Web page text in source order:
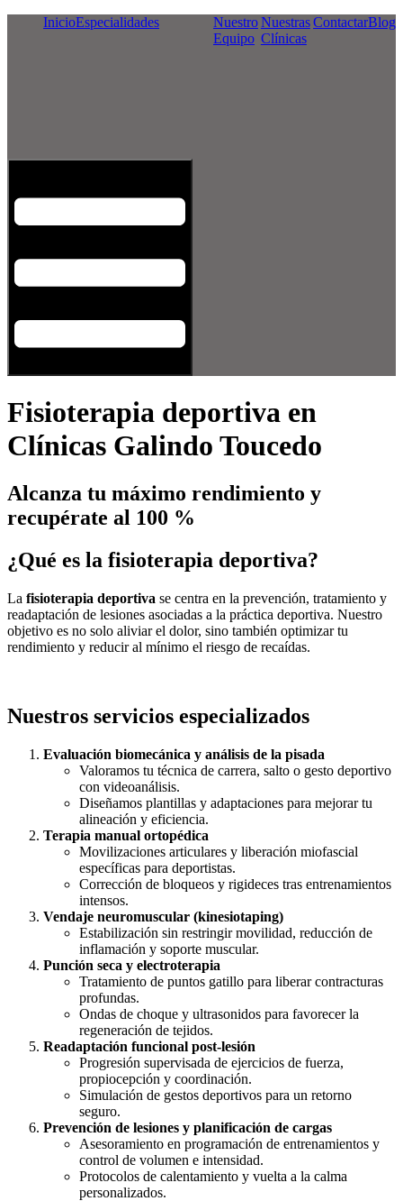
InicioEspecialidades
Nuestro
Equipo
Nuestras
Clínicas
ContactarBlog
Fisioterapia deportiva en
Clínicas Galindo Toucedo
Alcanza tu máximo rendimiento y
recupérate al 100 %
¿Qué es la fisioterapia deportiva?
La fisioterapia deportiva se centra en la prevención, tratamiento y
readaptación de lesiones asociadas a la práctica deportiva. Nuestro
objetivo es no solo aliviar el dolor, sino también optimizar tu
rendimiento y reducir al mínimo el riesgo de recaídas.
Nuestros servicios especializados
Evaluación biomecánica y análisis de la pisada
Valoramos tu técnica de carrera, salto o gesto deportivo
con videoanálisis.
Diseñamos plantillas y adaptaciones para mejorar tu
alineación y eficiencia.
Terapia manual ortopédica
Movilizaciones articulares y liberación miofascial
específicas para deportistas.
Corrección de bloqueos y rigideces tras entrenamientos
intensos.
Vendaje neuromuscular (kinesiotaping)
Estabilización sin restringir movilidad, reducción de
inflamación y soporte muscular.
Punción seca y electroterapia
Tratamiento de puntos gatillo para liberar contracturas
profundas.
Ondas de choque y ultrasonidos para favorecer la
regeneración de tejidos.
Readaptación funcional post-lesión
Progresión supervisada de ejercicios de fuerza,
propiocepción y coordinación.
Simulación de gestos deportivos para un retorno
seguro.
Prevención de lesiones y planificación de cargas
Asesoramiento en programación de entrenamientos y
control de volumen e intensidad.
Protocolos de calentamiento y vuelta a la calma
personalizados.